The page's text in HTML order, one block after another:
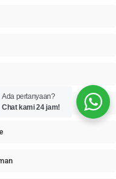
Estate
Ada pertanyaan?
Chat kami 24 jam!